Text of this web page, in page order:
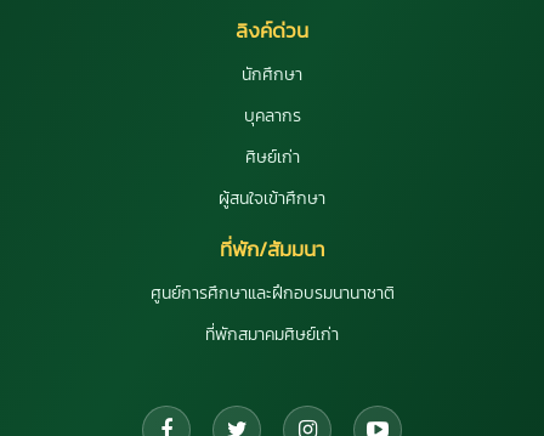
ลิงค์ด่วน
นักศึกษา
บุคลากร
ศิษย์เก่า
ผู้สนใจเข้าศึกษา
ที่พัก/สัมมนา
ศูนย์การศึกษาและฝึกอบรมนานาชาติ
ที่พักสมาคมศิษย์เก่า